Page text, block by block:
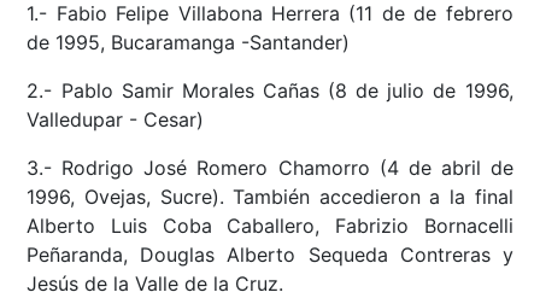
1.- Fabio Felipe Villabona Herrera (11 de de febrero
de 1995, Bucaramanga -Santander)
2.- Pablo Samir Morales Cañas (8 de julio de 1996,
Valledupar - Cesar)
3.- Rodrigo José Romero Chamorro (4 de abril de
1996, Ovejas, Sucre). También accedieron a la final
Alberto Luis Coba Caballero, Fabrizio Bornacelli
Peñaranda, Douglas Alberto Sequeda Contreras y
Jesús de la Valle de la Cruz.